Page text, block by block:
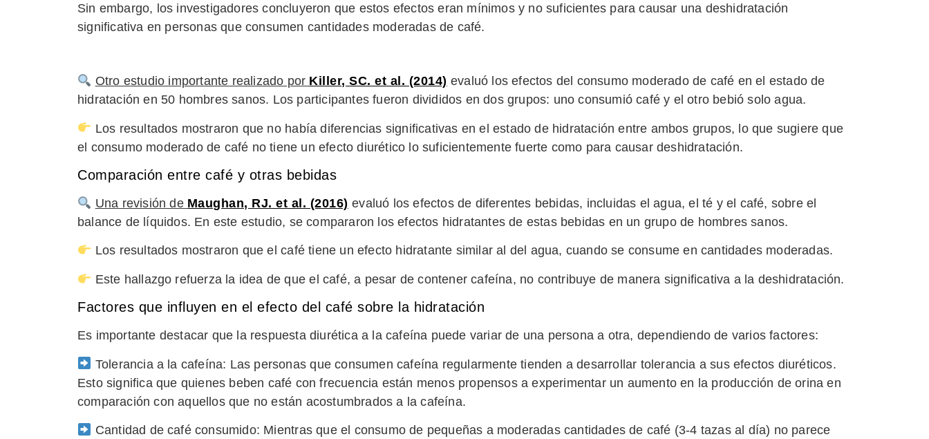
Sin embargo, los investigadores concluyeron que estos efectos eran mínimos y no suficientes para causar una deshidratación
significativa en personas que consumen cantidades moderadas de café.
Otro estudio importante realizado por Killer, SC. et al. (2014) evaluó los efectos del consumo moderado de café en el estado de
hidratación en 50 hombres sanos. Los participantes fueron divididos en dos grupos: uno consumió café y el otro bebió solo agua.
Los resultados mostraron que no había diferencias significativas en el estado de hidratación entre ambos grupos, lo que sugiere que
el consumo moderado de café no tiene un efecto diurético lo suficientemente fuerte como para causar deshidratación.
Comparación entre café y otras bebidas
Una revisión de Maughan, RJ. et al. (2016) evaluó los efectos de diferentes bebidas, incluidas el agua, el té y el café, sobre el
balance de líquidos. En este estudio, se compararon los efectos hidratantes de estas bebidas en un grupo de hombres sanos.
Los resultados mostraron que el café tiene un efecto hidratante similar al del agua, cuando se consume en cantidades moderadas.
Este hallazgo refuerza la idea de que el café, a pesar de contener cafeína, no contribuye de manera significativa a la deshidratación.
Factores que influyen en el efecto del café sobre la hidratación
Es importante destacar que la respuesta diurética a la cafeína puede variar de una persona a otra, dependiendo de varios factores:
Tolerancia a la cafeína: Las personas que consumen cafeína regularmente tienden a desarrollar tolerancia a sus efectos diuréticos.
Esto significa que quienes beben café con frecuencia están menos propensos a experimentar un aumento en la producción de orina en
comparación con aquellos que no están acostumbrados a la cafeína.
Cantidad de café consumido: Mientras que el consumo de pequeñas a moderadas cantidades de café (3-4 tazas al día) no parece